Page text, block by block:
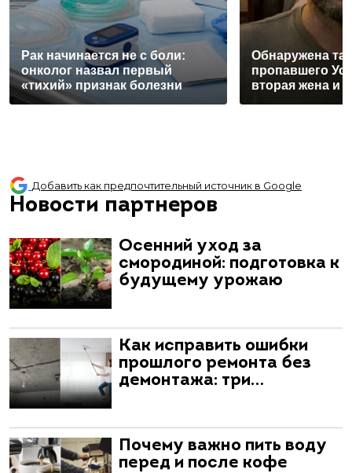
Рак начинается не с боли:
онколог назвал первый
«тихий» признак болезни
Обнаружена
пропавшего
вторая жена и
Добавить как предпочтительный источник в Google
Новости партнеров
Осенний уход за
смородиной: подготовка к
будущему урожаю
Как исправить ошибки
прошлого ремонта без
демонтажа: три…
Почему важно пить воду
перед и после кофе